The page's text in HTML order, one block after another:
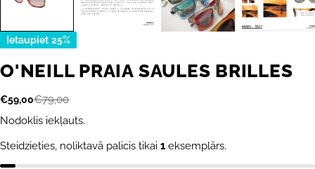
Ietaupiet 25%
O'NEILL PRAIA SAULES BRILLES
Akcijas
cena
€59,00
Parastā
cena
€79,00
Nodoklis iekļauts.
Steidzieties, noliktavā palicis tikai 1 eksemplārs.